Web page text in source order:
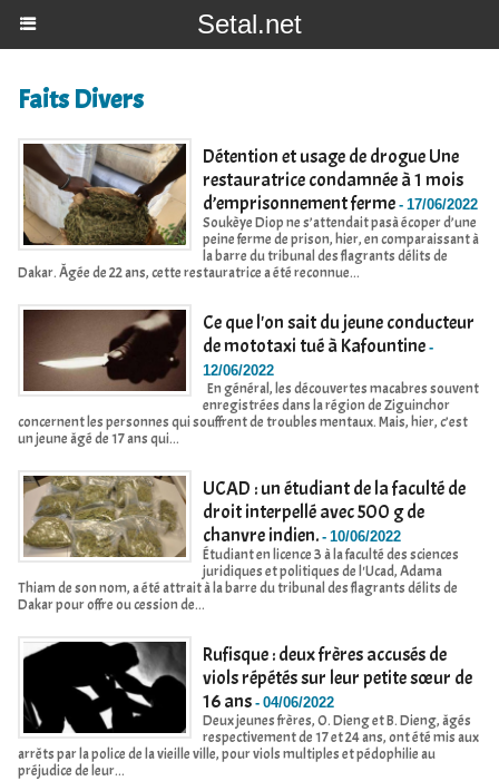
Setal.net
Faits Divers
Détention et usage de drogue Une
restauratrice condamnée à 1 mois
d’emprisonnement ferme - 17/06/2022
Soukèye Diop ne s’attendait pasà écoper d’une
peine ferme de prison, hier, en comparaissant à
la barre du tribunal des flagrants délits de
Dakar. Âgée de 22 ans, cette restauratrice a été reconnue...
Ce que l'on sait du jeune conducteur
de mototaxi tué à Kafountine -
12/06/2022
En général, les découvertes macabres souvent
enregistrées dans la région de Ziguinchor
concernent les personnes qui souffrent de troubles mentaux. Mais, hier, c’est
un jeune âgé de 17 ans qui...
UCAD : un étudiant de la faculté de
droit interpellé avec 500 g de
chanvre indien. - 10/06/2022
Étudiant en licence 3 à la faculté des sciences
juridiques et politiques de l'Ucad, Adama
Thiam de son nom, a été attrait à la barre du tribunal des flagrants délits de
Dakar pour offre ou cession de...
Rufisque : deux frères accusés de
viols répétés sur leur petite sœur de
16 ans - 04/06/2022
Deux jeunes frères, O. Dieng et B. Dieng, âgés
respectivement de 17 et 24 ans, ont été mis aux
arrêts par la police de la vieille ville, pour viols multiples et pédophilie au
préjudice de leur...